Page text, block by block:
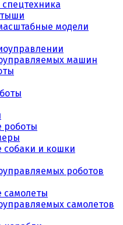
модели
машин
роботы
собаки и кошки
роботов
самолеты
самолетов